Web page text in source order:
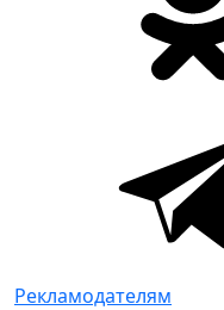
Рекламодателям